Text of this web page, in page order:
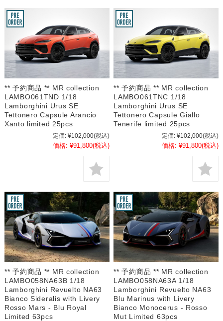
** 予約商品 ** MR collection
LAMBO061TND 1/18
Lamborghini Urus SE
Tettonero Capsule Arancio
Xanto limited 25pcs
定価: ¥102,000(税込)
価格: ¥91,800(税込)
** 予約商品 ** MR collection
LAMBO061TNC 1/18
Lamborghini Urus SE
Tettonero Capsule Giallo
Tenerife limited 25pcs
定価: ¥102,000(税込)
価格: ¥91,800(税込)
** 予約商品 ** MR collection
LAMBO058NA63B 1/18
Lamborghini Revuelto NA63
Bianco Sideralis with Livery
Rosso Mars - Blu Royal
Limited 63pcs
** 予約商品 ** MR collection
LAMBO058NA63A 1/18
Lamborghini Revuelto NA63
Blu Marinus with Livery
Bianco Monocerus - Rosso
Mut Limited 63pcs